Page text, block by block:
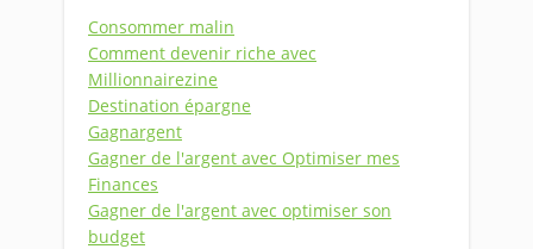
Consommer malin
Comment devenir riche avec
Millionnairezine
Destination épargne
Gagnargent
Gagner de l'argent avec Optimiser mes
Finances
Gagner de l'argent avec optimiser son
budget